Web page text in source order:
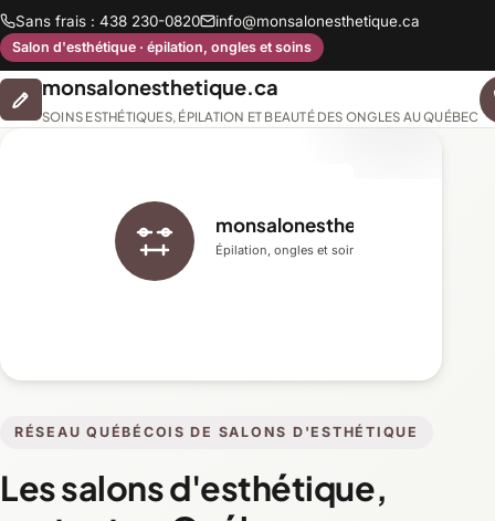
Sans frais : 438 230-0820 info@monsalonesthetique.ca
Salon d'esthétique · épilation, ongles et soins
monsalonesthetique.ca
SOINS ESTHÉTIQUES, ÉPILATION ET BEAUTÉ DES ONGLES AU QUÉBEC
RÉSEAU QUÉBÉCOIS DE SALONS D'ESTHÉTIQUE
Les salons d'esthétique,
monsalonesthetique.ca
Épilation, ongles et soins du visage